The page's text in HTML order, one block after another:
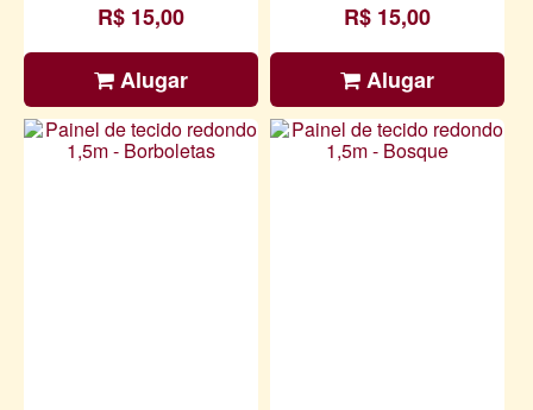
R$ 15,00
Alugar
R$ 15,00
Alugar